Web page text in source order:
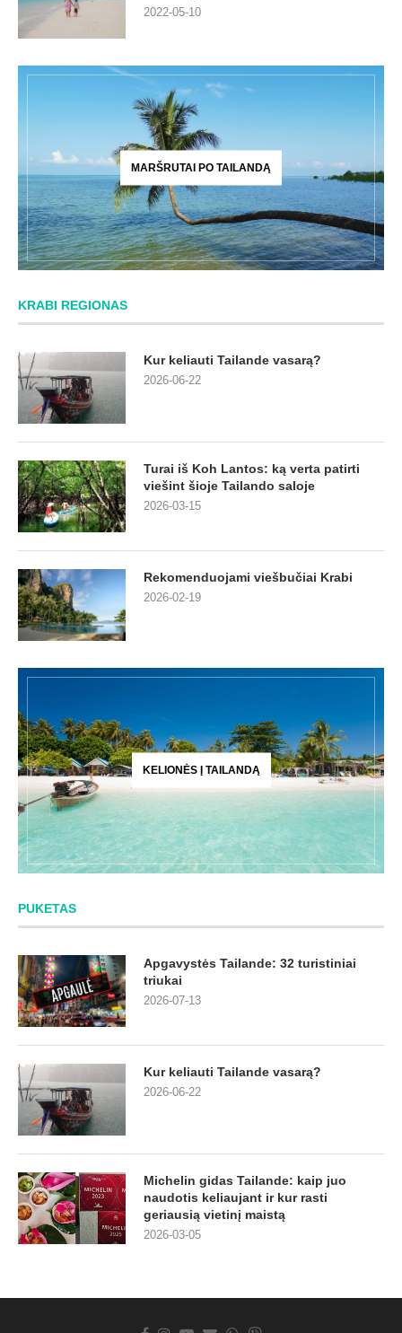
2022-05-10
MARŠRUTAI PO TAILANDĄ
KRABI REGIONAS
Kur keliauti Tailande vasarą?
2026-06-22
Turai iš Koh Lantos: ką verta patirti
viešint šioje Tailando saloje
2026-03-15
Rekomenduojami viešbučiai Krabi
2026-02-19
KELIONĖS Į TAILANDĄ
PUKETAS
Apgavystės Tailande: 32 turistiniai
triukai
2026-07-13
Kur keliauti Tailande vasarą?
2026-06-22
Michelin gidas Tailande: kaip juo
naudotis keliaujant ir kur rasti
geriausią vietinį maistą
2026-03-05